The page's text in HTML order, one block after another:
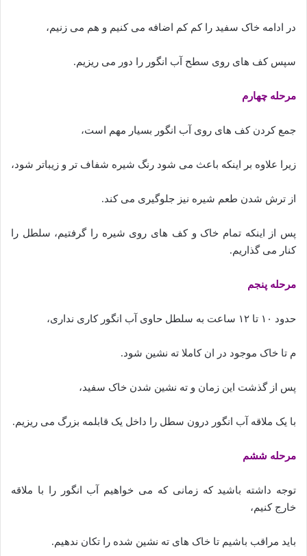
در ادامه خاک سفید را کم کم اضافه می کنیم و هم می زنیم،
سپس کف های روی سطح آب انگور را دور می ریزیم.
مرحله چهارم
جمع کردن کف های روی آب انگور بسیار مهم است،
زیرا علاوه بر اینکه باعث می شود رنگ شیره شفاف تر و زیباتر شود،
از ترش شدن طعم شیره نیز جلوگیری می کند.
پس از اینکه تمام خاک و کف های روی شیره را گرفتیم، سلطل را
کنار می گذاریم.
مرحله پنجم
حدود ۱۰ تا ۱۲ ساعت به سلطل حاوی آب انگور کاری نداری،
م تا خاک موجود در ان کاملا ته نشین شود.
پس از گذشت این زمان و ته نشین شدن خاک سفید،
با یک ملاقه آب انگور درون سطل را داخل یک قابلمه بزرگ می ریزیم.
مرحله ششم
توجه داشته باشید که زمانی که می خواهیم آب انگور را با ملاقه
خارج کنیم،
باید مراقب باشیم تا خاک های ته نشین شده را تکان ندهیم.